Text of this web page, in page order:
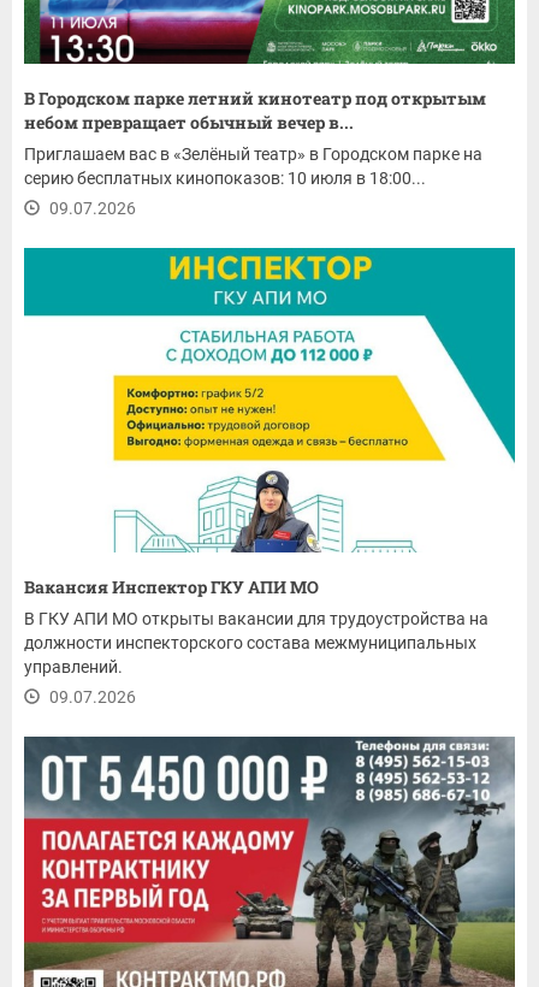
В Городском парке летний кинотеатр под открытым
небом превращает обычный вечер в...
Приглашаем вас в «Зелёный театр» в Городском парке на
серию бесплатных кинопоказов: 10 июля в 18:00...
09.07.2026
Вакансия Инспектор ГКУ АПИ МО
В ГКУ АПИ МО открыты вакансии для трудоустройства на
должности инспекторского состава межмуниципальных
управлений.
09.07.2026